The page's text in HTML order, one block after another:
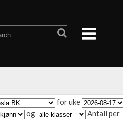
for uke
og
Antall per